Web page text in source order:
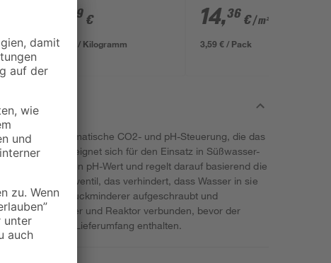
49 €
0,32 € / Kilogramm
14,36 €/ m²
3,59 € / Pack
über eine automatische CO2- und pH-Steuerung, die das
fördert. Sie eignet sich für den Einsatz in Süßwasser-
misst den pH-Wert und regelt darauf basierend die
ein Rückschlagventil, das verhindert, dass Wasser in sie
wird der Druckminderer aufgeschraubt und
Blasenzähler und Reaktor verbunden, bevor der
ist nicht im Lieferumfang enthalten.